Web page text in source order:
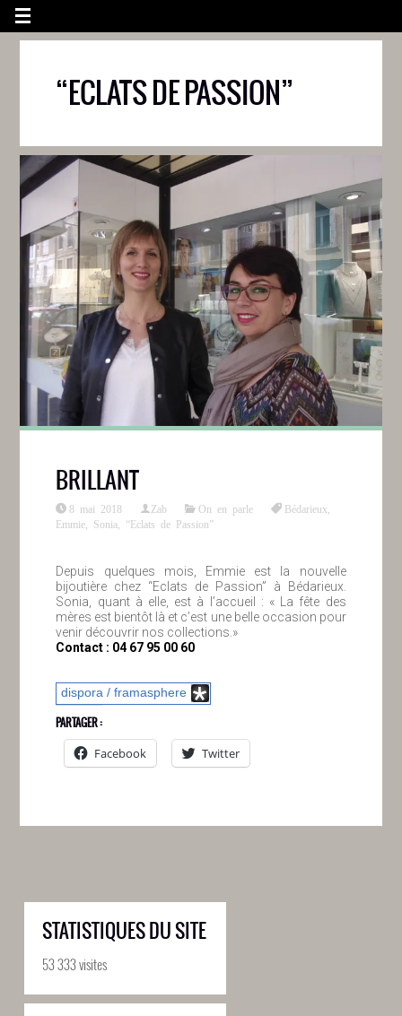
“ECLATS DE PASSION”
BRILLANT
8 mai 2018 Zab On en parle Bédarieux
Emmie
Sonia “Eclats de Passion”
Depuis quelques mois, Emmie est la nouvelle
bijoutière chez “Eclats de Passion” à Bédarieux.
Sonia, quant à elle, est à l’accueil : « La fête des
mères est bientôt là et c’est une belle occasion pour
venir découvrir nos collections.»
Contact : 04 67 95 00 60
dispora / framasphere
PARTAGER :
Facebook
Twitter
STATISTIQUES DU SITE
53 333 visites